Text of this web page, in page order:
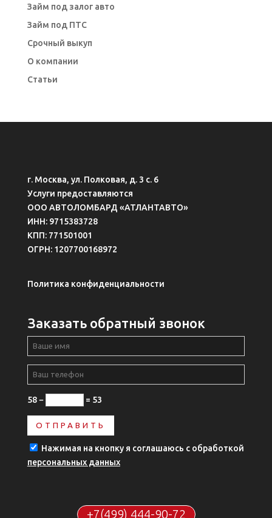
Займ под залог авто
Займ под ПТС
Срочный выкуп
О компании
Статьи
г. Москва, ул. Полковая, д. 3 с. 6
Услуги предоставляются
ООО АВТОЛОМБАРД «АТЛАНТАВТО»
ИНН: 9715383728
КПП: 771501001
ОГРН: 1207700168972
Политика конфиденциальности
Заказать обратный звонок
58 − = 53
Нажимая на кнопку я соглашаюсь с обработкой
персональных данных
+7(499) 444-90-72